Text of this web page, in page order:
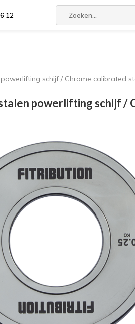
12
schijf / Chrome calibrated
powerlifting schijf